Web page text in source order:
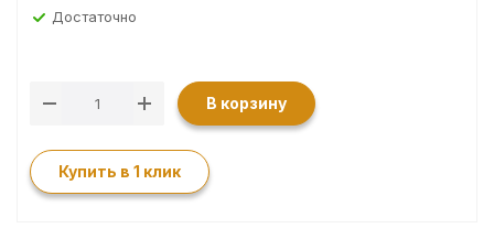
Достаточно
В корзину
Купить в 1 клик